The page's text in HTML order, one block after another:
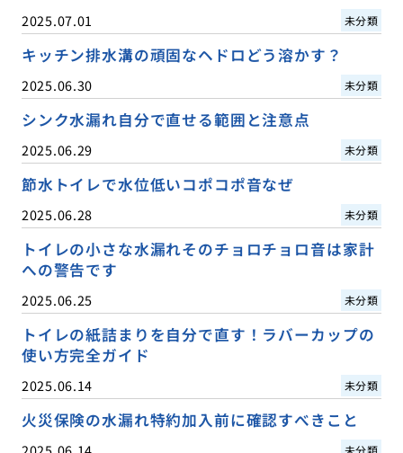
2025.07.01 未分類
キッチン排水溝の頑固なヘドロどう溶かす？
2025.06.30 未分類
シンク水漏れ自分で直せる範囲と注意点
2025.06.29 未分類
節水トイレで水位低いコポコポ音なぜ
2025.06.28 未分類
トイレの小さな水漏れそのチョロチョロ音は家計
への警告です
2025.06.25 未分類
トイレの紙詰まりを自分で直す！ラバーカップの
使い方完全ガイド
2025.06.14 未分類
火災保険の水漏れ特約加入前に確認すべきこと